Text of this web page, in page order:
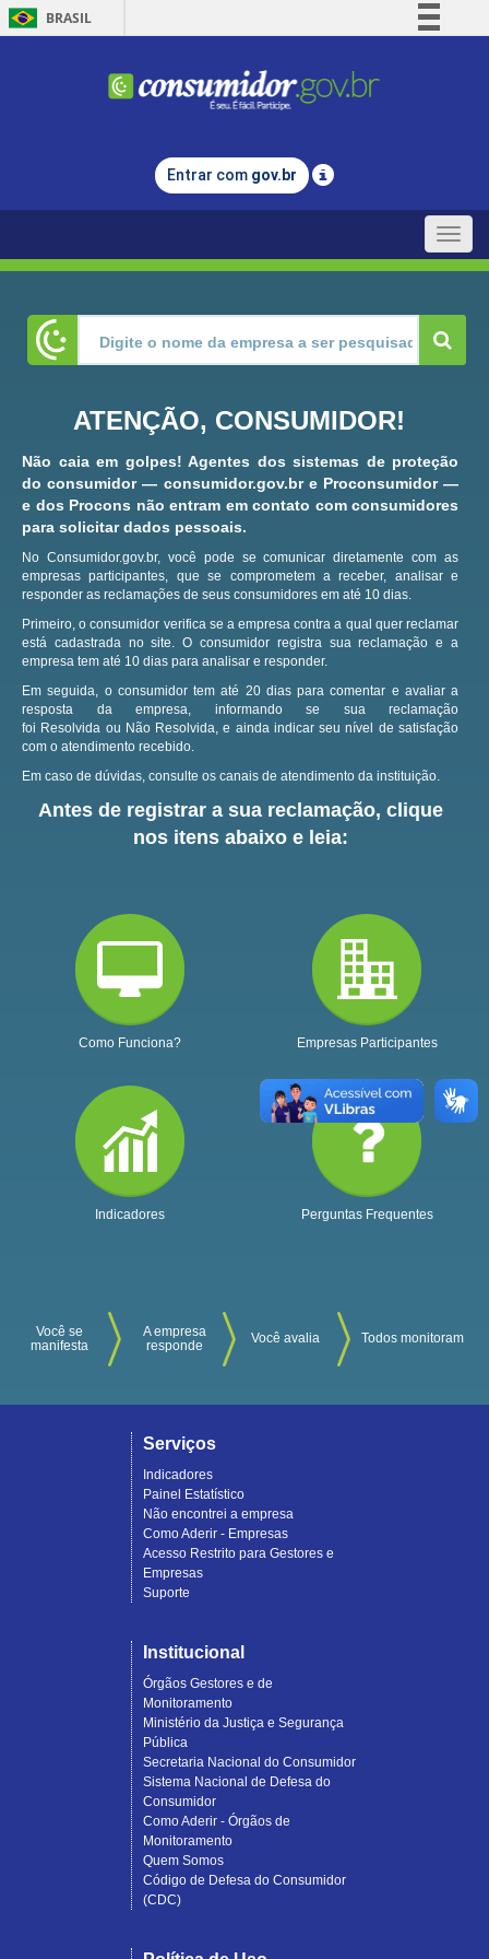
BRASIL
Comunica BR
Legislação
Entrar com gov.br
Toggle
ATENÇÃO, CONSUMIDOR!
Não caia em golpes! Agentes dos sistemas de proteção
do consumidor — consumidor.gov.br e Proconsumidor —
e dos Procons não entram em contato com consumidores
para solicitar dados pessoais.
No Consumidor.gov.br, você pode se comunicar diretamente com as
empresas participantes, que se comprometem a receber, analisar e
responder as reclamações de seus consumidores em até 10 dias.
Primeiro, o consumidor verifica se a empresa contra a qual quer reclamar
está cadastrada no site.O consumidor registra sua reclamação e a
empresa tem até 10 dias para analisar e responder.
Em seguida, o consumidor tem até 20 dias para comentar e avaliar a
resposta da empresa, informando se sua reclamação
foi Resolvida ou Não Resolvida, e ainda indicar seu nível de satisfação
com o atendimento recebido.
Em caso de dúvidas, consulte os canais de atendimento da instituição.
Antes de registrar a sua reclamação, clique
nos itens abaixo e leia:
Como Funciona? Empresas Participantes
Indicadores Perguntas Frequentes
Você se
manifesta
A empresa
responde
Você avalia Todos monitoram
Serviços
Indicadores
Painel Estatístico
Não encontrei a empresa
Como Aderir - Empresas
Acesso Restrito para Gestores e
Empresas
Suporte
Institucional
Órgãos Gestores e de
Monitoramento
Ministério da Justiça e Segurança
Pública
Secretaria Nacional do Consumidor
Sistema Nacional de Defesa do
Consumidor
Como Aderir - Órgãos de
Monitoramento
Quem Somos
Código de Defesa do Consumidor
(CDC)